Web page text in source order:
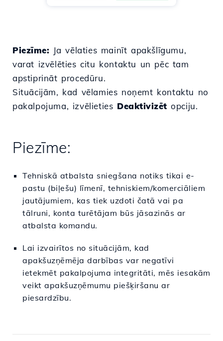
Piezīme: Ja vēlaties mainīt apakšlīgumu,
varat izvēlēties citu kontaktu un pēc tam
apstiprināt procedūru.
Situācijām, kad vēlamies noņemt kontaktu no
pakalpojuma, izvēlieties Deaktivizēt opciju.
Piezīme:
Tehniskā atbalsta sniegšana notiks tikai e-
pastu (biļešu) līmenī, tehniskiem/komerciāliem
jautājumiem, kas tiek uzdoti čatā vai pa
tālruni, konta turētājam būs jāsazinās ar
atbalsta komandu.
Lai izvairītos no situācijām, kad
apakšuzņēmēja darbības var negatīvi
ietekmēt pakalpojuma integritāti, mēs iesakām
veikt apakšuzņēmumu piešķiršanu ar
piesardzību.